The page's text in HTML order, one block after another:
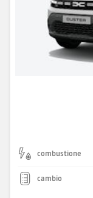
combustione
cambio